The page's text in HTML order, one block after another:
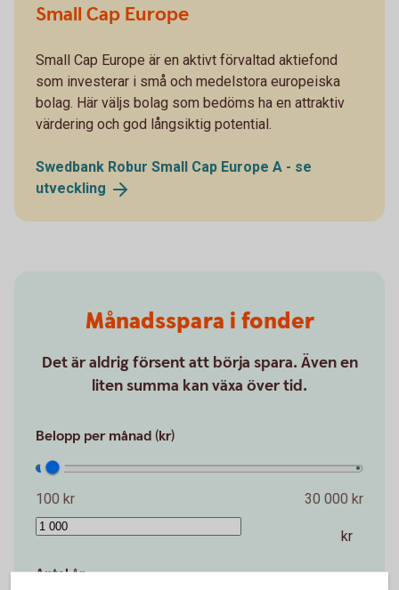
Small Cap Europe
Small Cap Europe är en aktivt förvaltad aktiefond
som investerar i små och medelstora europeiska
bolag. Här väljs bolag som bedöms ha en attraktiv
värdering och god långsiktig potential.
Swedbank Robur Small Cap Europe A - se
utveckling
Månadsspara i fonder
Det är aldrig försent att börja spara. Även en
liten summa kan växa över tid.
Belopp per månad (kr)
100 kr 30 000 kr
kr
Antal år